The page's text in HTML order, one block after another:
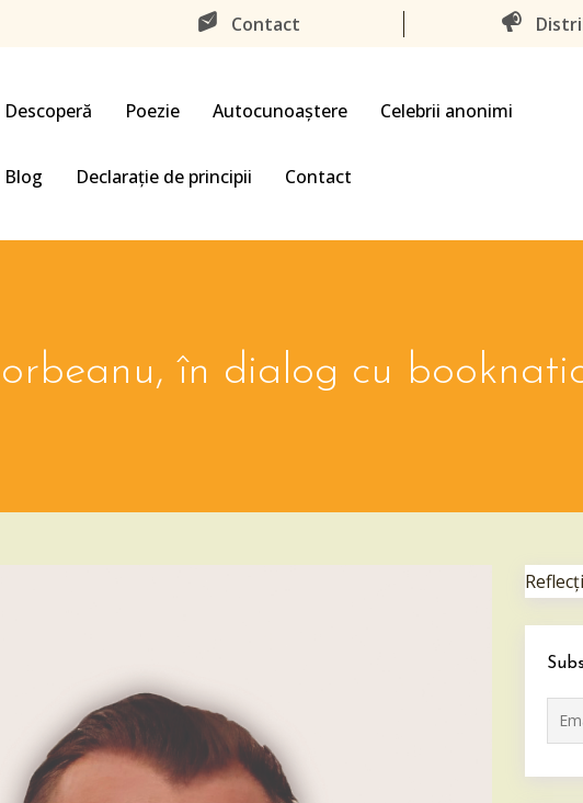
Contact
Descoperă Poezie Autocunoaștere Celebrii anonimi
Blog Declarație de principii Contact
în dialog cu